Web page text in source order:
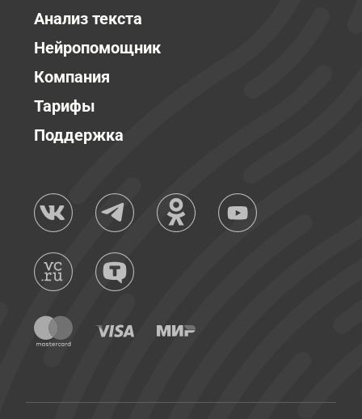
Анализ текста
Нейропомощник
Компания
Тарифы
Поддержка